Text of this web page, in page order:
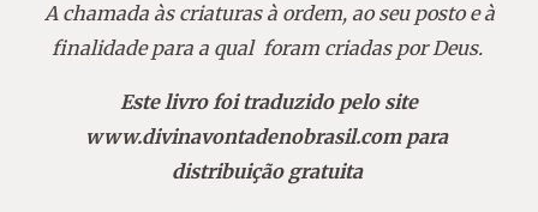
A chamada às criaturas à ordem, ao seu posto e à
finalidade para a qual foram criadas por Deus.
Este livro foi traduzido pelo site
www.divinavontadenobrasil.com para
distribuição gratuita